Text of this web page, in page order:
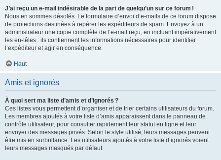
J’ai reçu un e-mail indésirable de la part de quelqu’un sur ce forum !
Nous en sommes désolés. Le formulaire d’envoi d’e-mails de ce forum dispose
de protections destinées à repérer les expéditeurs de spam. Envoyez à un
administrateur une copie complète de l’e-mail reçu, en incluant impérativement
les en-têtes : ils contiennent les informations nécessaires pour identifier
l’expéditeur et agir en conséquence.
Haut
Amis et ignorés
À quoi sert ma liste d’amis et d’ignorés ?
Ces listes vous permettent d’organiser et de trier certains utilisateurs du forum.
Les membres ajoutés à votre liste d’amis apparaissent dans le panneau de
contrôle utilisateur, pour consulter rapidement leur statut en ligne et leur
envoyer des messages privés. Selon le style utilisé, leurs messages peuvent
être mis en surbrillance. Les utilisateurs ajoutés à votre liste d’ignorés voient
leurs messages masqués par défaut.